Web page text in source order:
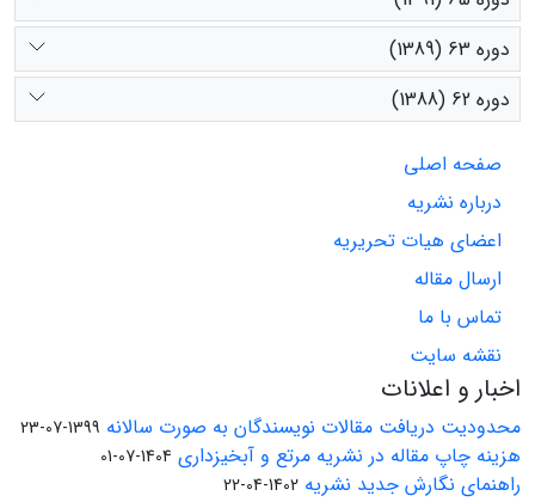
دوره 63 (1389)
دوره 62 (1388)
صفحه اصلی
درباره نشریه
اعضای هیات تحریریه
ارسال مقاله
تماس با ما
نقشه سایت
اخبار و اعلانات
محدودیت دریافت مقالات نویسندگان به صورت سالانه 1399-07-23
هزینه چاپ مقاله در نشریه مرتع و آبخیزداری 1404-07-01
راهنمای نگارش جدید نشریه 1402-04-22